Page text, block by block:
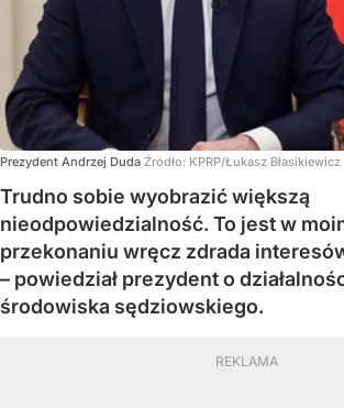
Prezydent Andrzej Duda Źródło: KPRP/Łukasz Błasikiewicz
Trudno sobie wyobrazić większą
nieodpowiedzialność. To jest w
przekonaniu wręcz zdrada
– powiedział prezydent o
środowiska sędziowskiego.